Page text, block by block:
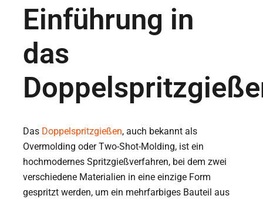
Einführung in
das
Das Doppelspritzgießen, auch bekannt als
Overmolding oder Two-Shot-Molding, ist ein
hochmodernes Spritzgießverfahren, bei dem zwei
verschiedene Materialien in eine einzige Form
gespritzt werden, um ein mehrfarbiges Bauteil aus